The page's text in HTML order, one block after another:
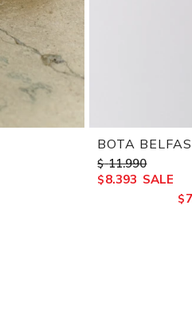
BOTA
$ 11.990
$8.393
$